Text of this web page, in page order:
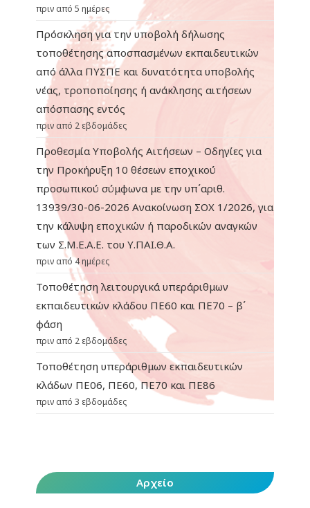
πριν από 5 ημέρες
Πρόσκληση για την υποβολή δήλωσης
τοποθέτησης αποσπασμένων εκπαιδευτικών
από άλλα ΠΥΣΠΕ και δυνατότητα υποβολής
νέας, τροποποίησης ή ανάκλησης αιτήσεων
απόσπασης εντός
πριν από 2 εβδομάδες
Προθεσμία Υποβολής Αιτήσεων – Οδηγίες για
την Προκήρυξη 10 θέσεων εποχικού
προσωπικού σύμφωνα με την υπ΄αριθ.
13939/30-06-2026 Ανακοίνωση ΣΟΧ 1/2026, για
την κάλυψη εποχικών ή παροδικών αναγκών
των Σ.Μ.Ε.Α.Ε. του Υ.ΠΑΙ.Θ.Α.
πριν από 4 ημέρες
Τοποθέτηση λειτουργικά υπεράριθμων
εκπαιδευτικών κλάδου ΠΕ60 και ΠΕ70 – β΄
φάση
πριν από 2 εβδομάδες
Τοποθέτηση υπεράριθμων εκπαιδευτικών
κλάδων ΠΕ06, ΠΕ60, ΠΕ70 και ΠΕ86
πριν από 3 εβδομάδες
Αρχείο